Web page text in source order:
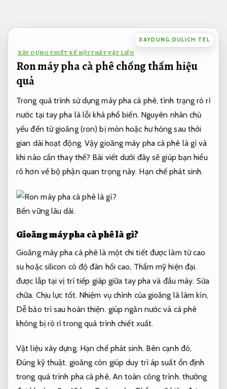
nội
XAYDUNG.DULICH.TEL
XÂY DỰNG THIẾT KẾ NỘI THẤT VẬT LIỆU
Ron máy pha cà phê chống thấm hiệu
quả
Trong quá trình sử dụng máy pha cà phê, tình trạng rò rỉ
nước tại tay pha là lỗi khá phổ biến. Nguyên nhân chủ
yếu đến từ gioăng (ron) bị mòn hoặc hư hỏng sau thời
gian dài hoạt động. Vậy gioăng máy pha cà phê là gì và
khi nào cần thay thế? Bài viết dưới đây sẽ giúp bạn hiểu
rõ hơn về bộ phận quan trọng này. Hạn chế phát sinh.
Bền vững lâu dài.
Gioăng máy pha cà phê là gì?
Gioăng máy pha cà phê là một chi tiết được làm từ cao
su hoặc silicon có độ đàn hồi cao, Thẩm mỹ hiện đại.
được lắp tại vị trí tiếp giáp giữa tay pha và đầu máy. Sửa
chữa. Chịu lực tốt.Nhiệm vụ chính của gioăng là làm kín,
Dễ bảo trì sau hoàn thiện.giúp ngăn nước và cà phê
không bị rò rỉ trong quá trình chiết xuất.
Vật liệu xây dựng. Hạn chế phát sinh.Bên cạnh đó,
Đúng kỹ thuật. gioăng còn giúp duy trì áp suất ổn định
trong quá trình pha cà phê, An toàn công trình.thường